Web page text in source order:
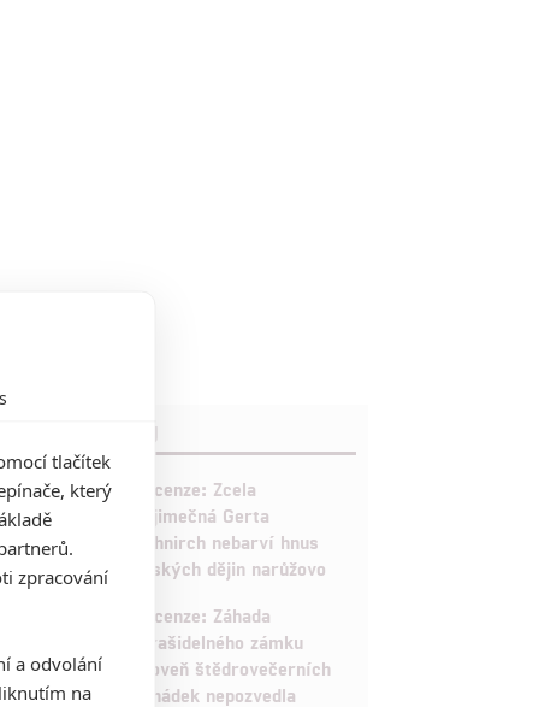
10
Recenze: Zcela
výjimečná Gerta
Schnirch nebarví hnus
českých dějin narůžovo
Recenze: Záhada
strašidelného zámku
úroveň štědrovečerních
pohádek nepozvedla
tlačítek
který
zpracování
a odvolání
na